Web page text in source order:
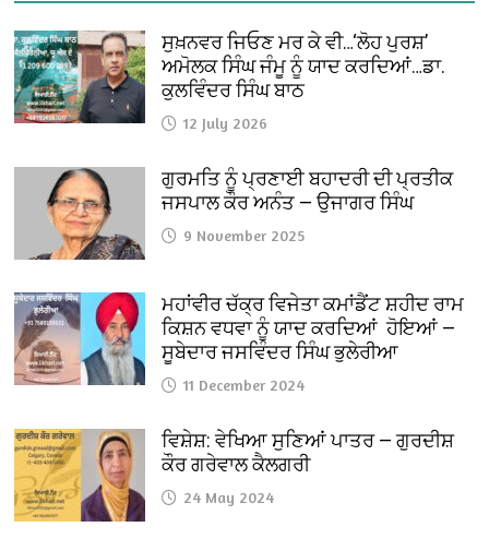
ਸੁਖ਼ਨਵਰ ਜਿਓਣ ਮਰ ਕੇ ਵੀ…‘ਲੋਹ ਪੁਰਸ਼’
ਅਮੋਲਕ ਸਿੰਘ ਜੰਮੂ ਨੂੰ ਯਾਦ ਕਰਦਿਆਂ…ਡਾ.
ਕੁਲਵਿੰਦਰ ਸਿੰਘ ਬਾਠ
12 July 2026
ਗੁਰਮਤਿ ਨੂੰ ਪ੍ਰਣਾਈ ਬਹਾਦਰੀ ਦੀ ਪ੍ਰਤੀਕ
ਜਸਪਾਲ ਕੌਰ ਅਨੰਤ — ਉਜਾਗਰ ਸਿੰਘ
9 November 2025
ਮਹਾਂਵੀਰ ਚੱਕ੍ਰ ਵਿਜੇਤਾ ਕਮਾਂਡੈਂਟ ਸ਼ਹੀਦ ਰਾਮ
ਕਿਸ਼ਨ ਵਧਵਾ ਨੂੰ ਯਾਦ ਕਰਦਿਆਂ ਹੋਇਆਂ —
ਸੂਬੇਦਾਰ ਜਸਵਿੰਦਰ ਸਿੰਘ ਭੁਲੇਰੀਆ
11 December 2024
ਵਿਸ਼ੇਸ਼: ਵੇਖਿਆ ਸੁਣਿਆਂ ਪਾਤਰ — ਗੁਰਦੀਸ਼
ਕੌਰ ਗਰੇਵਾਲ ਕੈਲਗਰੀ
24 May 2024